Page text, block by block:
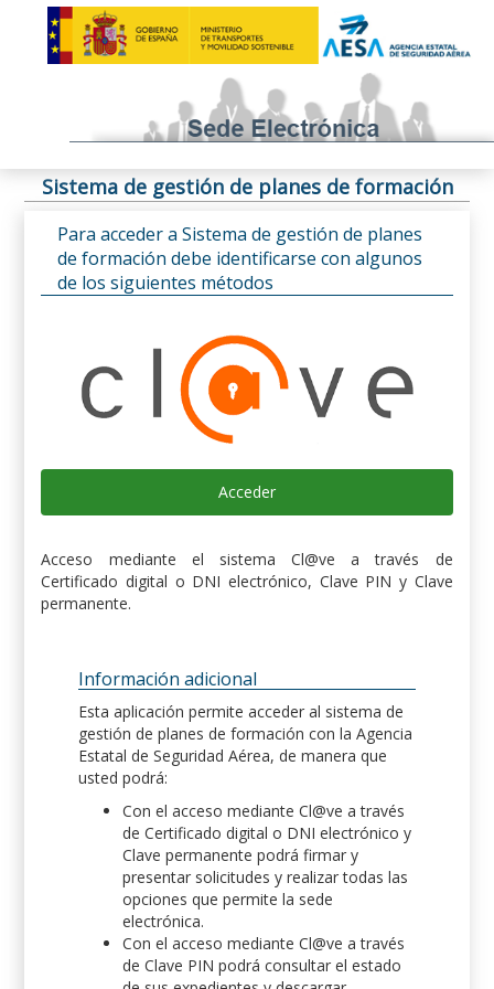
Sistema de gestión de planes de formación
Para acceder a Sistema de gestión de planes
de formación debe identificarse con algunos
de los siguientes métodos
Acceder
Acceso mediante el sistema Cl@ve a través de
Certificado digital o DNI electrónico, Clave PIN y Clave
permanente.
Información adicional
Esta aplicación permite acceder al sistema de
gestión de planes de formación con la Agencia
Estatal de Seguridad Aérea, de manera que
usted podrá:
Con el acceso mediante Cl@ve a través
de Certificado digital o DNI electrónico y
Clave permanente podrá firmar y
presentar solicitudes y realizar todas las
opciones que permite la sede
electrónica.
Con el acceso mediante Cl@ve a través
de Clave PIN podrá consultar el estado